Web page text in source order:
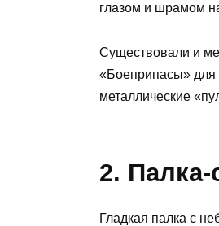
глазом и шрамом
Существовали и
«Боеприпасы» для
металлические
2. Палка-
Гладкая палка с